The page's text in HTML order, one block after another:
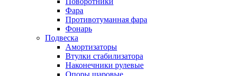
Фара
Противотуманная фара
Фонарь
Подвеска
Амортизаторы
Втулки стабилизатора
Наконечники рулевые
Опоры шаровые